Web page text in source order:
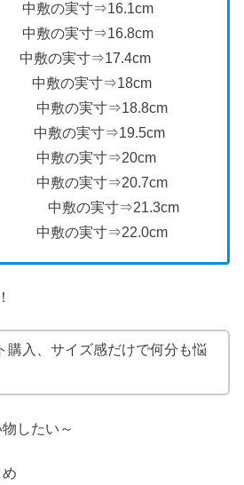
敷の実寸⇒16.1cm
敷の実寸⇒16.8cm
中敷の実寸⇒17.4cm
中敷の実寸⇒18cm
中敷の実寸⇒18.8cm
中敷の実寸⇒19.5cm
中敷の実寸⇒20cm
中敷の実寸⇒20.7cm
中敷の実寸⇒21.3cm
中敷の実寸⇒22.0cm
購入、サイズ感だけで何分も悩
したい～